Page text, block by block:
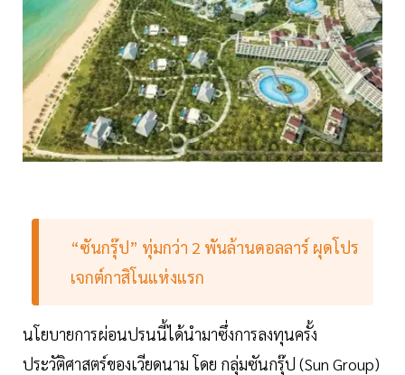
“ซันกรุ๊ป” ทุ่มกว่า 2 พันล้านดอลลาร์ ผุดโปร
เจกต์กาสิโนแห่งแรก
นโยบายการผ่อนปรนนี้ได้นำมาซึ่งการลงทุนครั้ง
ประวัติศาสตร์ของเวียดนาม โดย กลุ่มซันกรุ๊ป (Sun Group)